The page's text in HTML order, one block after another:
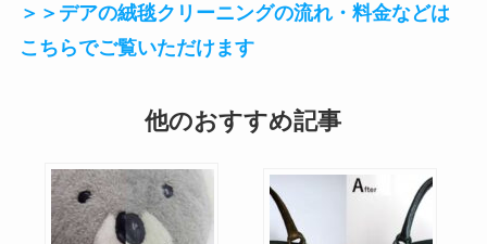
＞＞デアの絨毯クリーニングの流れ・料金などは
こちらでご覧いただけます
他のおすすめ記事